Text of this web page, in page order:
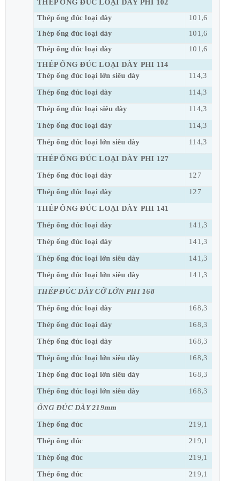
THÉP ỐNG ĐÚC LOẠI DÀY PHI 102
Thép ống đúc loại dày
101,6
Thép ống đúc loại dày
101,6
Thép ống đúc loại dày
101,6
THÉP ỐNG ĐÚC LOẠI DÀY PHI 114
Thép ống đúc loại lớn siêu dày
114,3
Thép ống đúc loại dày 114,3
Thép ống đúc loại siêu dày 114,3
Thép ống đúc loại dày 114,3
Thép ống đúc loại lớn siêu dày 114,3
THÉP ỐNG ĐÚC LOẠI DÀY PHI 127
Thép ống đúc loại dày 127
Thép ống đúc loại dày 127
THÉP ỐNG ĐÚC LOẠI DÀY PHI 141
Thép ống đúc loại dày 141,3
Thép ống đúc loại dày 141,3
Thép ống đúc loại lớn siêu dày 141,3
Thép ống đúc loại lớn siêu dày 141,3
THÉP ĐÚC DÀY CỠ LỚN PHI 168
Thép ống đúc loại dày 168,3
Thép ống đúc loại dày 168,3
Thép ống đúc loại dày 168,3
Thép ống đúc loại lớn siêu dày 168,3
Thép ống đúc loại lớn siêu dày 168,3
Thép ống đúc loại lớn siêu dày 168,3
ỐNG ĐÚC DÀY 219mm
Thép ống đúc 219,1
Thép ống đúc 219,1
Thép ống đúc 219,1
Thép ống đúc 219,1